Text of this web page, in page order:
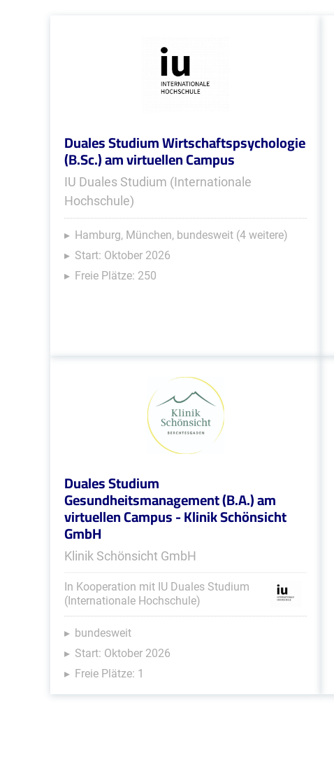
Duales Studium Wirtschaftspsychologie
(B.Sc.) am virtuellen Campus
IU Duales Studium (Internationale
Hochschule)
Hamburg, München, bundesweit (4 weitere)
Start: Oktober 2026
Freie Plätze: 250
Duales Studium
Gesundheitsmanagement (B.A.) am
virtuellen Campus - Klinik Schönsicht
GmbH
Klinik Schönsicht GmbH
In Kooperation mit IU Duales Studium
(Internationale Hochschule)
bundesweit
Start: Oktober 2026
Freie Plätze: 1